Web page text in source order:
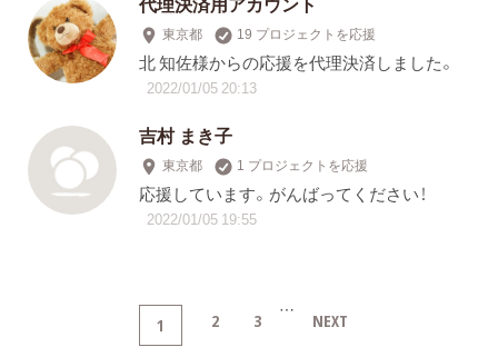
東京都 19 プロジェクトを応援
北 知佐様からの応援を代理決済しました。
2022/01/05 20:13
吉村 まき子
東京都 1 プロジェクトを応援
応援しています。がんばってください！
2022/01/05 19:55
1 2 3 … NEXT